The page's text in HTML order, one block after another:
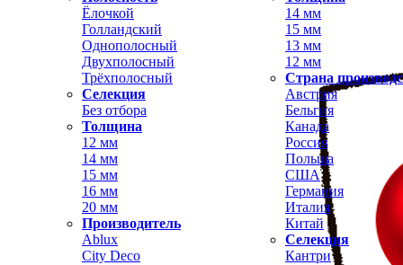
Ёлочкой
Голландский
Однополосный
Двухполосный
Трёхполосный
Селекция
Без отбора
14 мм
15 мм
13 мм
12 мм
Страна
Австрия
Бельгия
Толщина
12 мм
14 мм
15 мм
16 мм
20 мм
Производитель
Ablux
City Deco
Канада
Россия
Польша
США
Германия
Италия
Китай
Селекция
Кантри